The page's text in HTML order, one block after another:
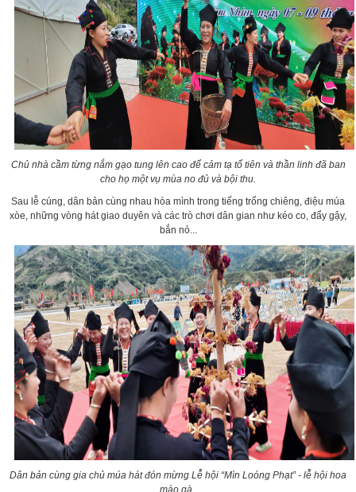
Chủ nhà cầm từng nắm gạo tung lên cao để cảm tạ tổ tiên và thần linh đã ban
cho họ một vụ mùa no đủ và bội thu.
Sau lễ cúng, dân bản cùng nhau hòa mình trong tiếng trống chiêng, điệu múa
xòe, những vòng hát giao duyên và các trò chơi dân gian như kéo co, đẩy gậy,
bắn nỏ...
Dân bản cùng gia chủ múa hát đón mừng Lễ hội “Mìn Loóng Phạt” - lễ hội hoa
mào gà .